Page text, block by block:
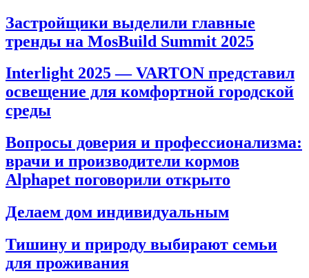
Застройщики выделили главные
тренды на MosBuild Summit 2025
Interlight 2025 — VARTON представил
освещение для комфортной городской
среды
Вопросы доверия и профессионализма:
врачи и производители кормов
Alphapet поговорили открыто
Делаем дом индивидуальным
Тишину и природу выбирают семьи
для проживания